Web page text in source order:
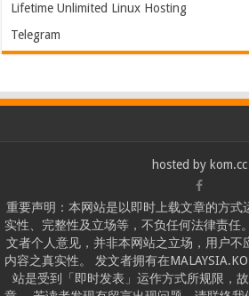
Lifetime Unlimited Linux Hosting
Telegram
hosted by kom.cc
重要声明：本网站是以即时上载文章的方式
实性、完整性及立场等，不负任何法律责任
文者个人意见，并非本网站之立场，用户不
内容之真实性。 发文者拥有在
站是受到「即时发表」运作方式所规限，